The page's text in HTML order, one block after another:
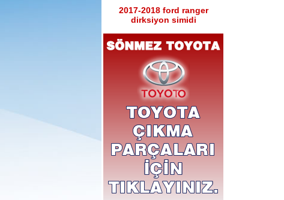
2017-2018 ford ranger
dirksiyon simidi
sol tabla
2017-2018 ford ranger sağ
sol tabla
Ürün Kodu : 2017-2018 ford ranger arka